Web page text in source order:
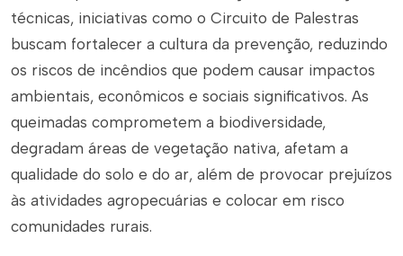
técnicas, iniciativas como o Circuito de Palestras
buscam fortalecer a cultura da prevenção, reduzindo
os riscos de incêndios que podem causar impactos
ambientais, econômicos e sociais significativos. As
queimadas comprometem a biodiversidade,
degradam áreas de vegetação nativa, afetam a
qualidade do solo e do ar, além de provocar prejuízos
às atividades agropecuárias e colocar em risco
comunidades rurais.